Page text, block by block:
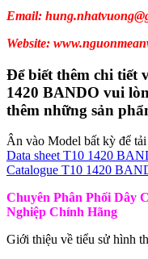
Email:
Website:
Để biết thêm chi tiết
1420 BANDO vui
thêm những sản
Ân vào Model bất kỳ để
Data sheet T10 1420
Catalogue T10 1420
Chuyên Phân Phối Dây
Nghiệp Chính Hãng
Giới thiệu về tiểu sử hình